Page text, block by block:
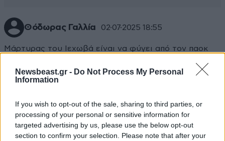
Newsbeast.gr - Do Not Process My Personal
Information
If you wish to opt-out of the sale, sharing to third parties, or
processing of your personal or sensitive information for
targeted advertising by us, please use the below opt-out
section to confirm your selection. Please note that after your
Θόδωρας Γαλλία 02·07·2025 18:55
Μάρτυρας του Ιεχωβά είναι να φύγει από τον παοκ
Απαντήστε 1
TRENDING